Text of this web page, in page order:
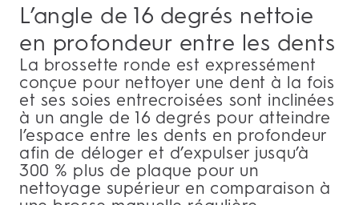
L’angle de 16 degrés nettoie
en profondeur entre les dents
La brossette ronde est expressément
conçue pour nettoyer une dent à la fois
et ses soies entrecroisées sont inclinées
à un angle de 16 degrés pour atteindre
l’espace entre les dents en profondeur
afin de déloger et d’expulser jusqu’à
300 % plus de plaque pour un
nettoyage supérieur en comparaison à